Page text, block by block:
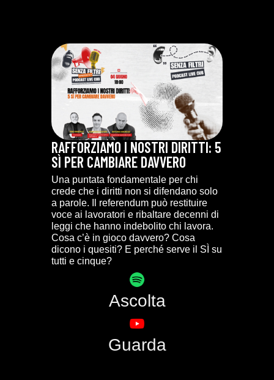
RAFFORZIAMO I NOSTRI DIRITTI: 5
SÌ PER CAMBIARE DAVVERO
Una puntata fondamentale per chi
crede che i diritti non si difendano solo
a parole. Il referendum può restituire
voce ai lavoratori e ribaltare decenni di
leggi che hanno indebolito chi lavora.
Cosa c’è in gioco davvero? Cosa
dicono i quesiti? E perché serve il SÌ su
tutti e cinque?
Ascolta
Guarda